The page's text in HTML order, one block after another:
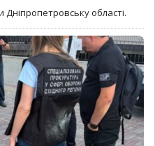
Дніпропетровську області.